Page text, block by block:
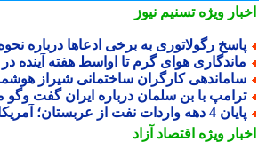
ویژهتسنیم نیوز
رگولاتوری به برخی ادعاها درباره نحوه
هوای گرم تا اواسط هفته آینده در
کارگران ساختمانی شیراز
با بن سلمان درباره ایران گفت وگو می
واردات نفت از عربستان؛ آمریکا به سراغ ونزوئلا رفت
ویژهاقتصاد آزاد